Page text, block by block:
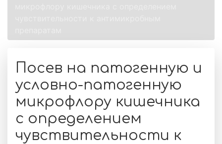
Посев на патогенную и
условно-патогенную
микрофлору кишечника
с определением
чувствительности к